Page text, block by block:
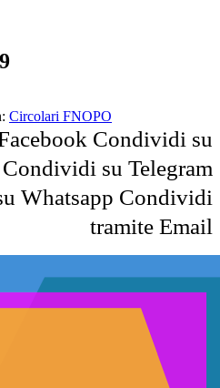
Circolari FNOPO
Condividi su
Condividi su Telegram
Whatsapp Condividi
tramite Email